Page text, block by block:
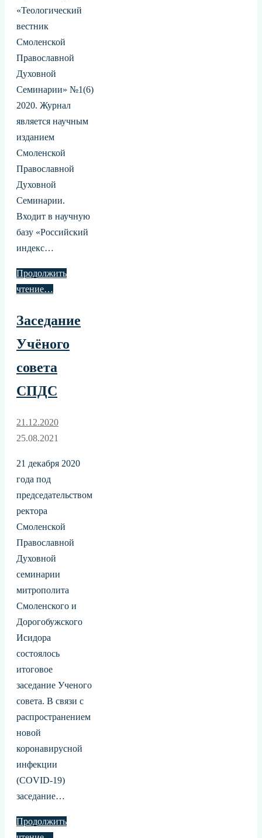
«Теологический
вестник
Смоленской
Православной
Духовной
Семинарии» №1(6)
2020. Журнал
является научным
изданием
Смоленской
Православной
Духовной
Семинарии.
Входит в научную
базу «Российский
индекс…
Продолжить
чтение…
Заседание
Учёного
совета
СПДС
21.12.2020
25.08.2021
21 декабря 2020
года под
председательством
ректора
Смоленской
Православной
Духовной
семинарии
митрополита
Смоленского и
Дорогобужского
Исидора
состоялось
итоговое
заседание Ученого
совета. В связи с
распространением
новой
коронавирусной
инфекции
(COVID-19)
заседание…
Продолжить